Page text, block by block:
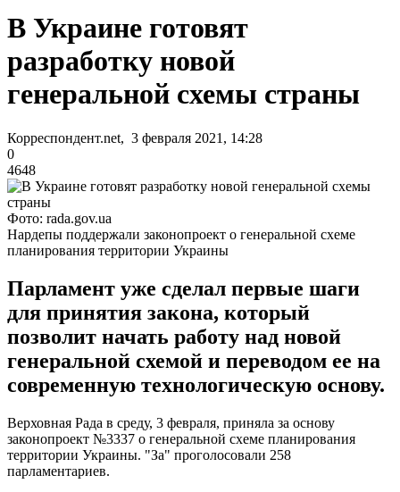
В Украине готовят
разработку новой
генеральной схемы страны
Корреспондент.net, 3 февраля 2021, 14:28
0
4648
Фото: rada.gov.ua
Нардепы поддержали законопроект о генеральной схеме
планирования территории Украины
Парламент уже сделал первые шаги
для принятия закона, который
позволит начать работу над новой
генеральной схемой и переводом ее на
современную технологическую основу.
Верховная Рада в среду, 3 февраля, приняла за основу
законопроект №3337 о генеральной схеме планирования
территории Украины. "За" проголосовали 258
парламентариев.